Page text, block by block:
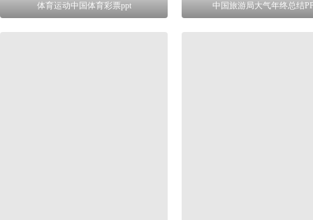
体育运动中国体育彩票ppt 中国旅游局大气年终总结